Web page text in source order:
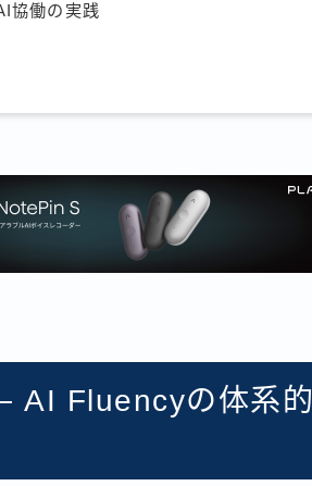
協働の実践
AI Fluencyの体系的